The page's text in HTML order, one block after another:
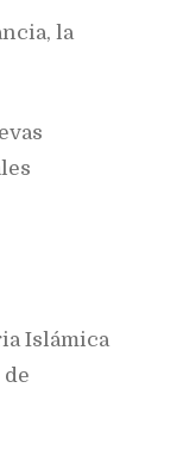
la
Islámica